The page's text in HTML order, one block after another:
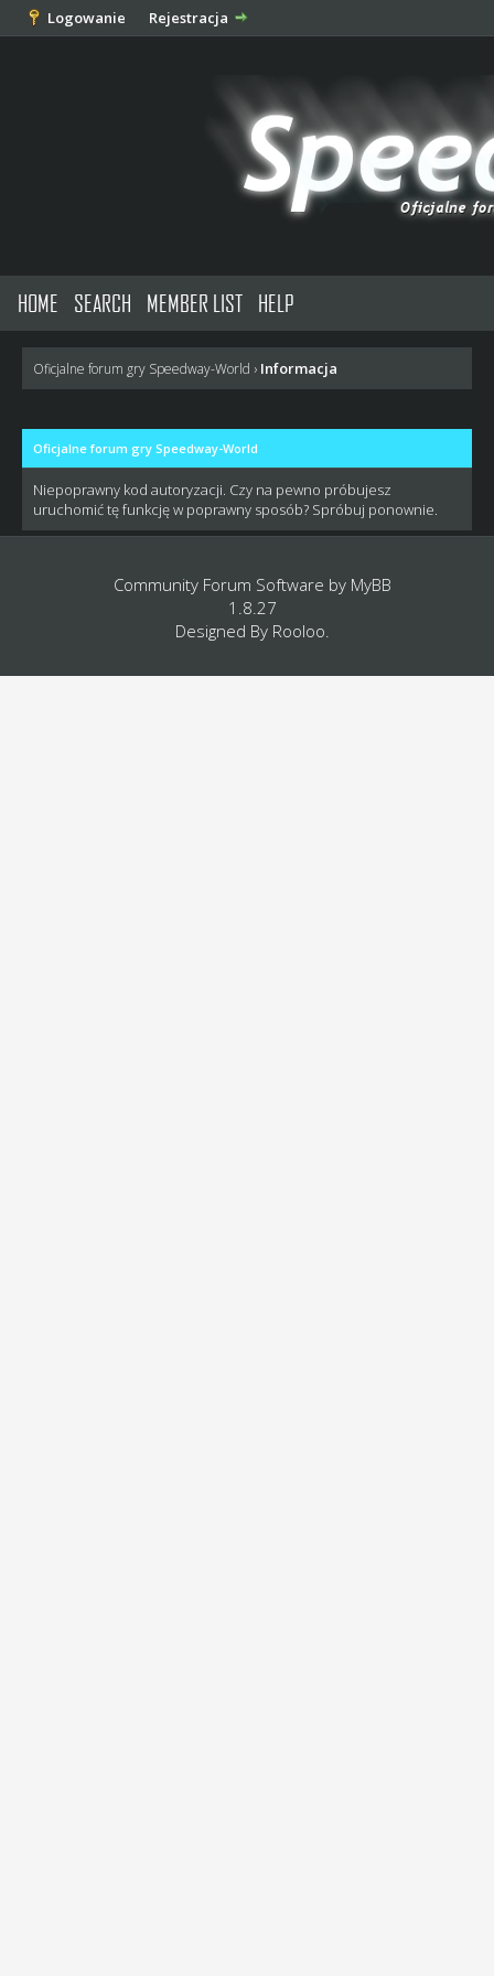
Logowanie Rejestracja
HOME SEARCH MEMBER LIST HELP
Oficjalne forum gry Speedway-World › Informacja
Oficjalne forum gry Speedway-World
Niepoprawny kod autoryzacji. Czy na pewno próbujesz
uruchomić tę funkcję w poprawny sposób? Spróbuj ponownie.
Community Forum Software by MyBB
1.8.27
Designed By Rooloo.